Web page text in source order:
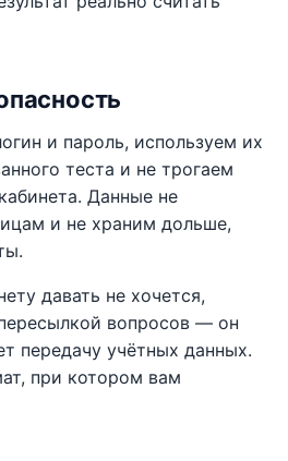
и пароль, используем их
теста и не трогаем
Данные не
и не храним дольше,
давать не хочется,
вопросов — он
передачу учётных данных.
при котором вам